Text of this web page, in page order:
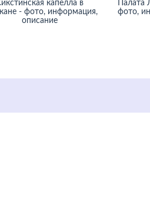
капелла в
- фото, информация,
описание
Палата
фото,